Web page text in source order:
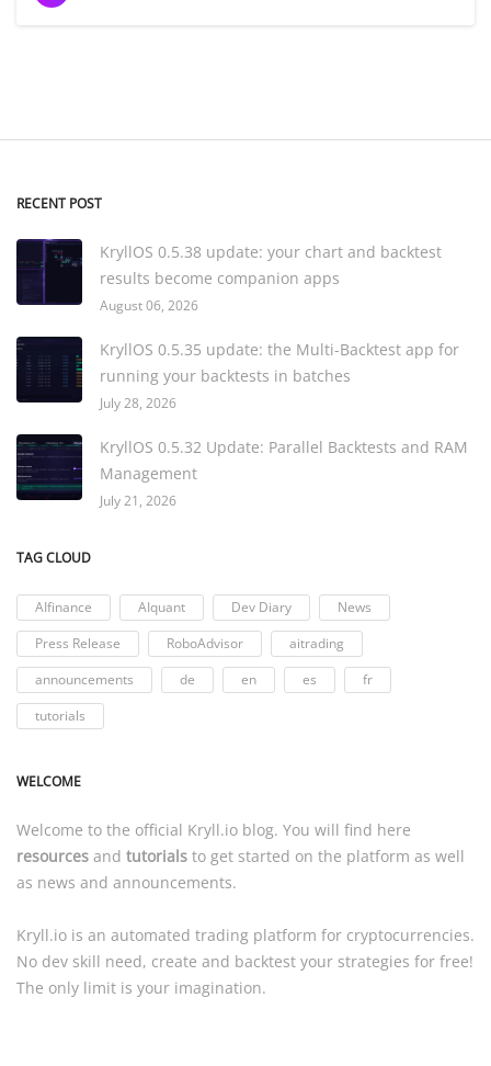
RECENT POST
KryllOS 0.5.38 update: your chart and backtest
results become companion apps
August 06, 2026
KryllOS 0.5.35 update: the Multi-Backtest app for
running your backtests in batches
July 28, 2026
KryllOS 0.5.32 Update: Parallel Backtests and RAM
Management
July 21, 2026
TAG CLOUD
AIfinance AIquant Dev Diary
News
Press Release
RoboAdvisor
aitrading
announcements
de en es
fr
tutorials
WELCOME
Welcome to the official Kryll.io blog. You will find here
resources and tutorials to get started on the platform as well
as news and announcements.
Kryll.io is an automated trading platform for cryptocurrencies.
No dev skill need, create and backtest your strategies for free!
The only limit is your imagination.